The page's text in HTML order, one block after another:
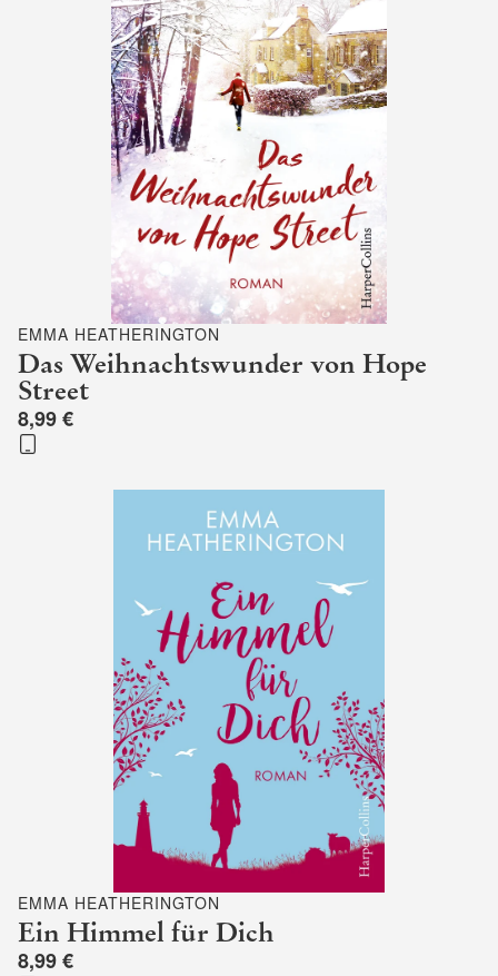
EMMA HEATHERINGTON
Das Weihnachtswunder von Hope
Street
8,99 €
EMMA HEATHERINGTON
Ein Himmel für Dich
8,99 €